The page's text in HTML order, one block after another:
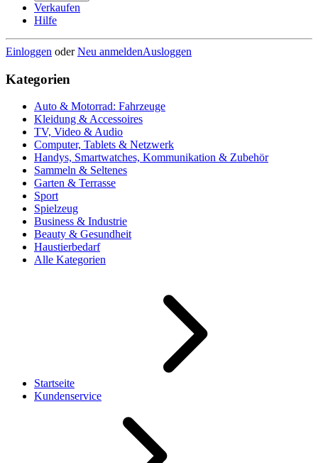
Verkaufen
Hilfe
Einloggen oderNeu anmeldenAusloggen
Kategorien
Auto & Motorrad: Fahrzeuge
Kleidung & Accessoires
TV, Video & Audio
Computer, Tablets & Netzwerk
Handys, Smartwatches, Kommunikation & Zubehör
Sammeln & Seltenes
Garten & Terrasse
Sport
Spielzeug
Business & Industrie
Beauty & Gesundheit
Haustierbedarf
Alle Kategorien
Startseite
Kundenservice